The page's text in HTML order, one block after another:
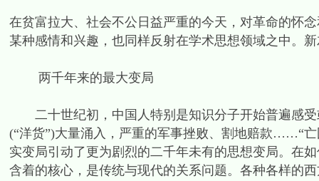
在贫富拉大、社会不公日益严重的今天，对革命的怀
某种感情和兴趣，也同样反射在学术思想领域之中。
两千年来的最大变局
二十世纪初，中国人特别是知识分子开始普遍感受
(“洋货”)大量涌入，严重的军事挫败、割地赔款……“
实变局引动了更为剧烈的二千年未有的思想变局。在
含着的核心，是传统与现代的关系问题。各种各样的